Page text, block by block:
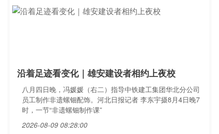
沿着足迹看变化｜雄安建设者相约上夜校
八月四日晚，冯媛媛（右二）指导中铁建工集团华北分公司
员工制作非遗螺钿配饰。河北日报记者 李东宇摄8月4日晚7
时，一节“非遗螺钿制作课”
2026-08-09 08:28:00